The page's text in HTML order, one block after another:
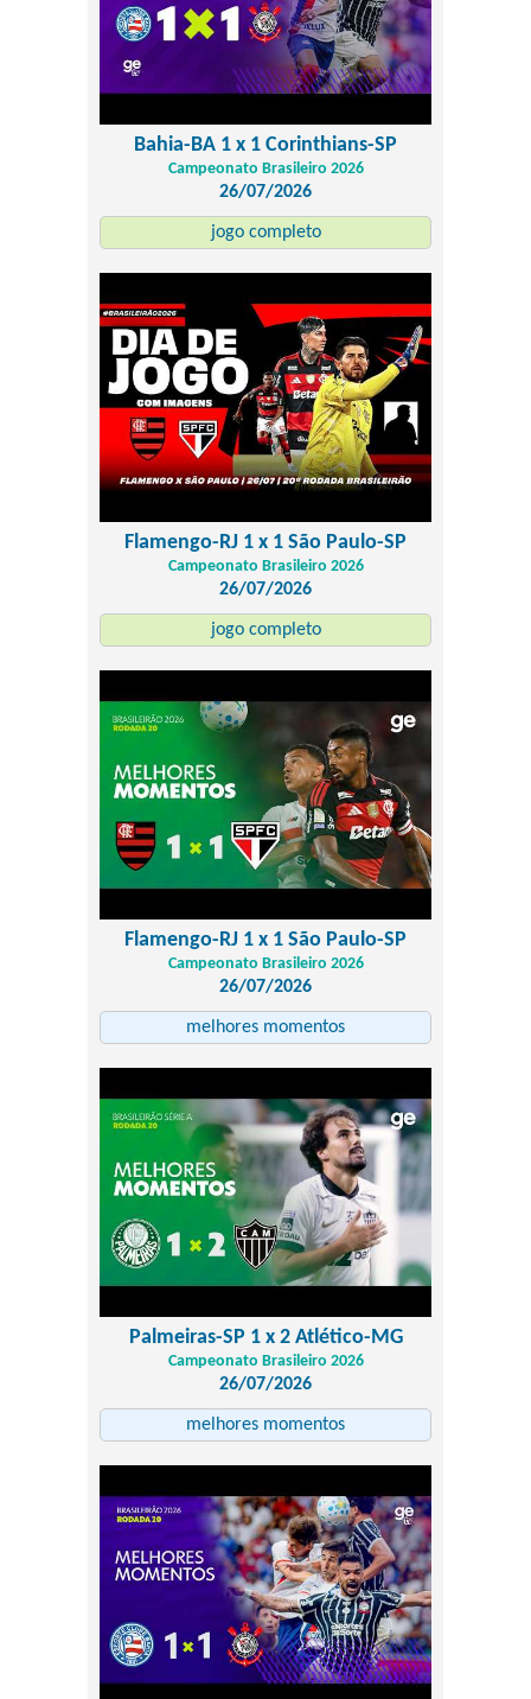
Bahia-BA 1 x 1 Corinthians-SP
Campeonato Brasileiro 2026
26/07/2026
jogo completo
Flamengo-RJ 1 x 1 São Paulo-SP
Campeonato Brasileiro 2026
26/07/2026
jogo completo
Flamengo-RJ 1 x 1 São Paulo-SP
Campeonato Brasileiro 2026
26/07/2026
melhores momentos
Palmeiras-SP 1 x 2 Atlético-MG
Campeonato Brasileiro 2026
26/07/2026
melhores momentos